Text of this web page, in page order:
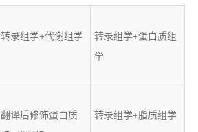
转录组学+代谢组学
转录组学+蛋白质组
学
翻译后修饰蛋白质
转录组学+脂质组学